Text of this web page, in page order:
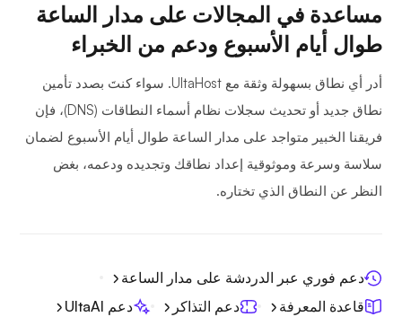
مساعدة في المجالات على مدار الساعة
طوال أيام الأسبوع ودعم من الخبراء
أدر أي نطاق بسهولة وثقة مع UltaHost. سواء كنتَ بصدد تأمين
نطاق جديد أو تحديث سجلات نظام أسماء النطاقات (DNS)، فإن
فريقنا الخبير متواجد على مدار الساعة طوال أيام الأسبوع لضمان
سلاسة وسرعة وموثوقية إعداد نطاقك وتجديده ودعمه، بغض
النظر عن النطاق الذي تختاره.
دعم فوري عبر الدردشة على مدار الساعة
قاعدة المعرفة
دعم التذاكر دعم UltaAI